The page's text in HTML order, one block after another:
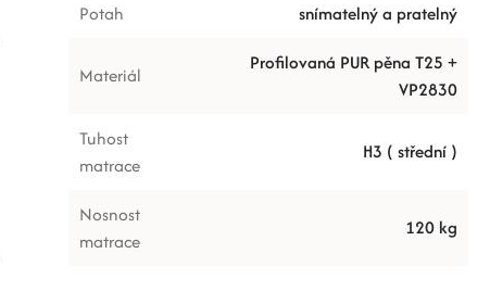
Potah
snímatelný a pratelný
Materiál
Profilovaná PUR pěna T25 +
VP2830
Tuhost
matrace
H3 ( střední )
Nosnost
matrace
120 kg